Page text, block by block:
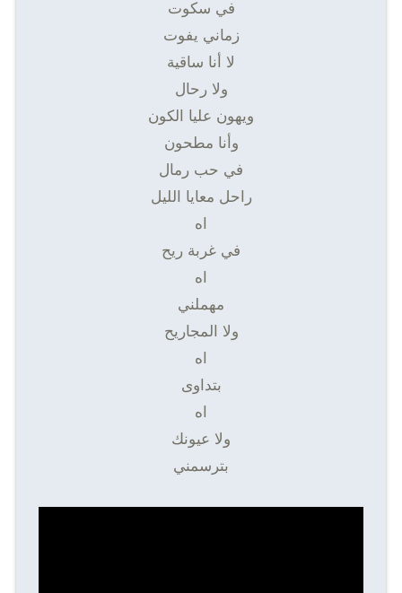
في سكوت
زماني يفوت
لا أنا ساقية
ولا رحال
ويهون عليا الكون
وأنا مطحون
في حب رمال
راحل معايا الليل
اه
في غربة ريح
اه
مهملني
ولا المجاريح
اه
بتداوى
اه
ولا عيونك
بترسمني